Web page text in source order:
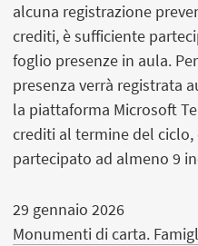
alcuna registrazione
crediti, è sufficiente
foglio presenze in aula.
presenza verrà registrata
la piattaforma Microsoft
crediti al termine del ciclo,
partecipato ad almeno 9
29 gennaio 2026
Monumenti di carta.